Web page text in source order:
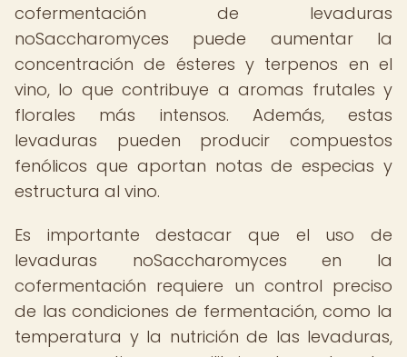
cofermentación de levaduras
noSaccharomyces puede aumentar la
concentración de ésteres y terpenos en el
vino, lo que contribuye a aromas frutales y
florales más intensos. Además, estas
levaduras pueden producir compuestos
fenólicos que aportan notas de especias y
estructura al vino.
Es importante destacar que el uso de
levaduras noSaccharomyces en la
cofermentación requiere un control preciso
de las condiciones de fermentación, como la
temperatura y la nutrición de las levaduras,